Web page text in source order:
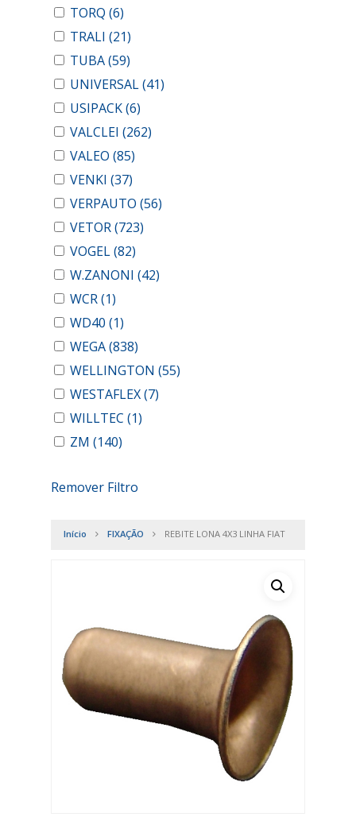
TORQ (6)
TRALI (21)
TUBA(59)
UNIVERSAL(41)
USIPACK(6)
VALCLEI (262)
VALEO (85)
VENKI (37)
VERPAUTO (56)
VETOR(723)
VOGEL(82)
W.ZANONI (42)
WCR(1)
WD40 (1)
WEGA(838)
WELLINGTON (55)
WESTAFLEX(7)
WILLTEC (1)
ZM (140)
Remover Filtro
Início FIXAÇÃO REBITE LONA 4X3 LINHA FIAT